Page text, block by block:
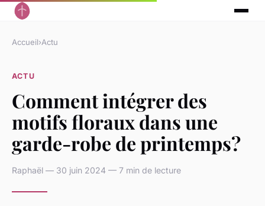
Accueil›Actu
ACTU
Comment intégrer des
motifs floraux dans une
garde-robe de printemps?
Raphaël — 30 juin 2024 — 7 min de lecture